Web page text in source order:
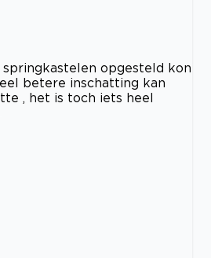
opgesteld kon
betere inschatting kan
, het is toch iets heel